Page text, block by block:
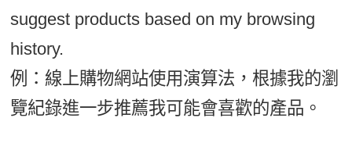
suggest products based on my browsing
history.
例：線上購物網站使用演算法，根據我的瀏
覽紀錄進一步推薦我可能會喜歡的產品。